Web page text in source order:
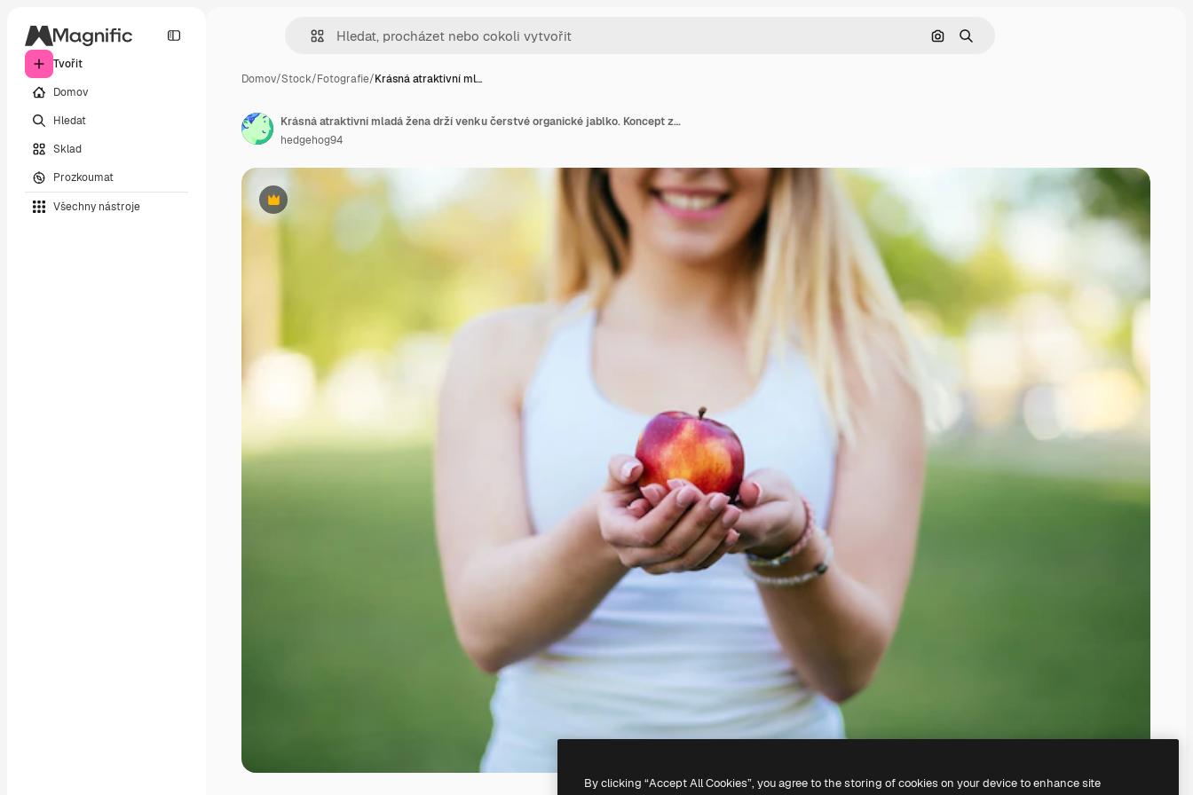
Tvořit
Domov
Hledat
Sklad
Prozkoumat
Všechny nástroje
Hledat podle obrázku
Hledat
Domov/Stock/Fotografie/Krásná atraktivní ml…
Premium
Krásná atraktivní mladá žena drží venku čerstvé organické jablko. Koncept zdravého životního stylu. Selektivní zaostření na jablko.
hedgehog94
By clicking “Accept All Cookies”, you agree to the storing of cookies on your device to enhance site